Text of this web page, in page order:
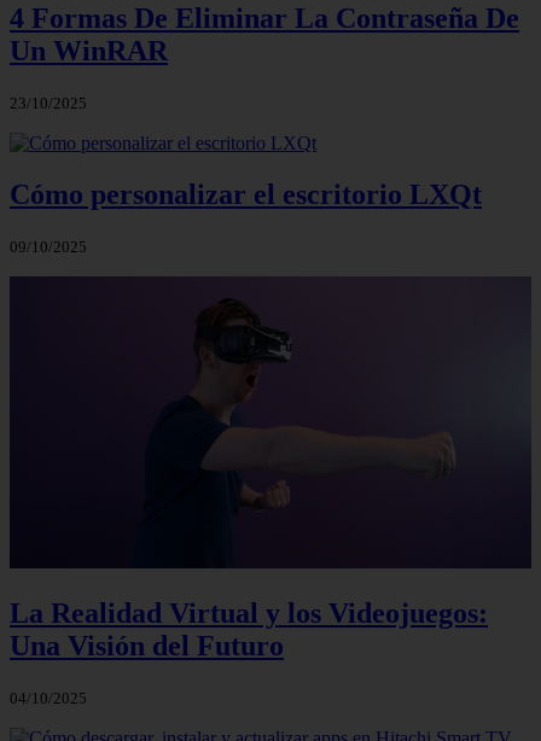
4 Formas De Eliminar La Contraseña De
Un WinRAR
23/10/2025
Cómo personalizar el escritorio LXQt
09/10/2025
La Realidad Virtual y los Videojuegos:
Una Visión del Futuro
04/10/2025